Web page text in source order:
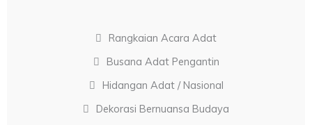
Rangkaian Acara Adat
Busana Adat Pengantin
Hidangan Adat / Nasional
Dekorasi Bernuansa Budaya